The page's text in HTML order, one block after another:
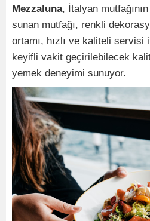
Mezzaluna, İtalyan
sunan mutfağı, renkli
ortamı, hızlı ve kaliteli servisi
keyifli vakit geçirilebilecek
yemek deneyimi sunuyor.